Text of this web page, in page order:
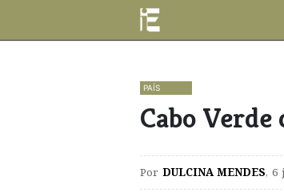
PAÍS
Cabo Verde
Por DULCINA MENDES, 6